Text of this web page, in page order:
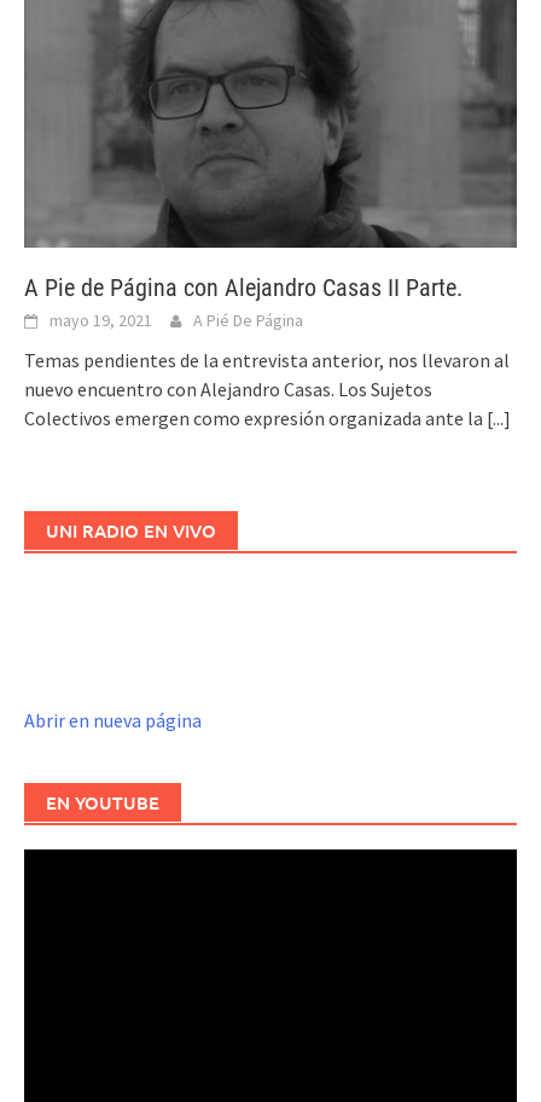
A Pie de Página con Alejandro Casas II Parte.
mayo 19, 2021 A Pié De Página
Temas pendientes de la entrevista anterior, nos llevaron al
nuevo encuentro con Alejandro Casas. Los Sujetos
Colectivos emergen como expresión organizada ante la [...]
UNI RADIO EN VIVO
Abrir en nueva página
EN YOUTUBE